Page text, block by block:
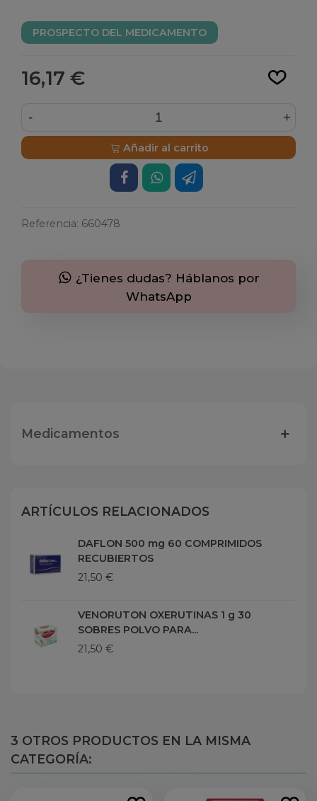
PROSPECTO DEL MEDICAMENTO
16,17 €
- +
Añadir al carrito
Referencia: 660478
¿Tienes dudas? Háblanos por
WhatsApp
Medicamentos
ARTÍCULOS RELACIONADOS
DAFLON 500 mg 60 COMPRIMIDOS
RECUBIERTOS
21,50 €
VENORUTON OXERUTINAS 1 g 30
SOBRES POLVO PARA...
21,50 €
3 OTROS PRODUCTOS EN LA MISMA
CATEGORÍA: